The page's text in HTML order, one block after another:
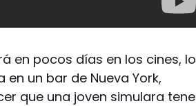
en pocos días en los cines,
un bar de Nueva York,
que una joven simulara